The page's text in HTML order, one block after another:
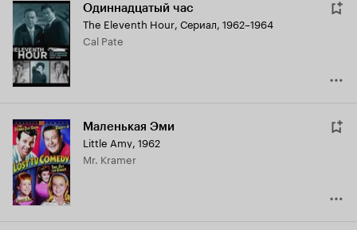
Одиннадцатый час
The Eleventh Hour, Сериал, 1962–1964
Cal Pate
Маленькая Эми
Little Amy, 1962
Mr. Kramer